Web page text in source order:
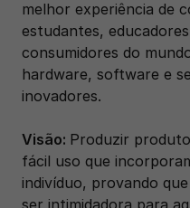
melhor experiência de
estudantes,
consumidores do
hardware, software e
inovadores.
Visão: Produzir
fácil uso que
indivíduo, provando
ser intimidadora para